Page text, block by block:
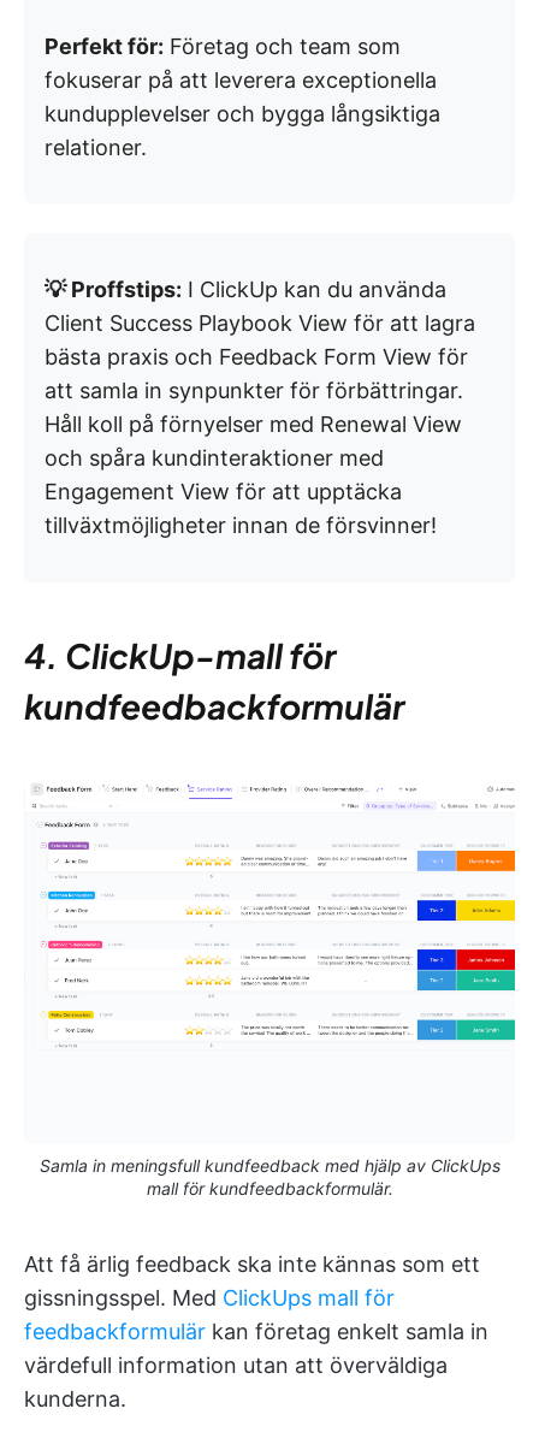
Perfekt för: Företag och team som
fokuserar på att leverera exceptionella
kundupplevelser och bygga långsiktiga
relationer.
💡 Proffstips: I ClickUp kan du använda
Client Success Playbook View för att lagra
bästa praxis och Feedback Form View för
att samla in synpunkter för förbättringar.
Håll koll på förnyelser med Renewal View
och spåra kundinteraktioner med
Engagement View för att upptäcka
tillväxtmöjligheter innan de försvinner!
4. ClickUp-mall för
kundfeedbackformulär
Samla in meningsfull kundfeedback med hjälp av ClickUps
mall för kundfeedbackformulär.
Att få ärlig feedback ska inte kännas som ett
gissningsspel. Med ClickUps mall för
feedbackformulär kan företag enkelt samla in
värdefull information utan att överväldiga
kunderna.